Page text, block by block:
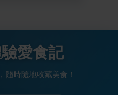
愛食記
隨時隨地收藏美食！